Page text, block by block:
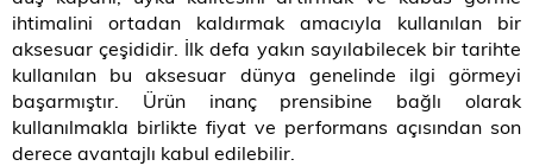
ihtimalini ortadan kaldırmak amacıyla kullanılan bir
aksesuar çeşididir. İlk defa yakın sayılabilecek bir tarihte
kullanılan bu aksesuar dünya genelinde ilgi görmeyi
başarmıştır. Ürün inanç prensibine bağlı olarak
kullanılmakla birlikte fiyat ve performans açısından son
derece avantajlı kabul edilebilir.